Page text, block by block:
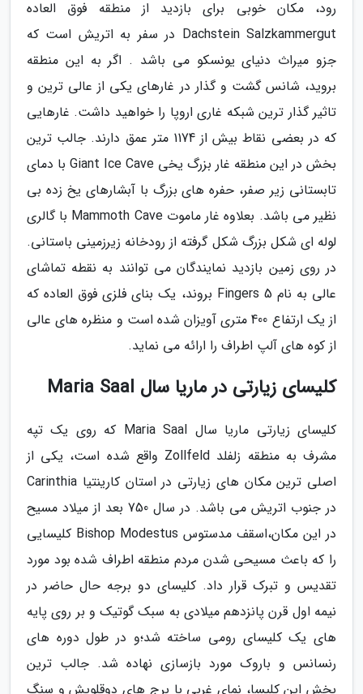
رود، مکان خوبی برای بازدید از منطقه فوق العاده
Dachstein Salzkammergut در سفر به اتریش است که
جزو میراث دنیای یونسکو می باشد . اگر به این منطقه
بروید، شانس گشت و گذار در غارهای یکی از عالی ترین و
تاثیر گذار ترین شبکه غاری اروپا را خواهید داشت. غارهایی
که در بعضی نقاط بیش از 1174 متر عمق دارند. جالب ترین
بخش در این منطقه غار بزرگ یخی Giant Ice Cave با دمای
تابستانی زیر صفر، حفره های بزرگ با آبشارهای یخ زده بی
نظیر می باشد. بعلاوه غار ماموت Mammoth Cave با گالری
لوله ای شکل بزرگ شکل گرفته از رودخانه زیرزمینی باستانی.
در روی زمین بازدید نمایندگان می توانند به نقطه تماشای
عالی به نام 5 Fingers بروند، یک بنای فلزی فوق العاده که
از یک ارتفاع 400 متری آویزان شده است و منظره های عالی
از کوه های آلپ اطراف را ارائه می نماید.
کلیسای زیارتی در ماریا سال Maria Saal
کلیسای زیارتی ماریا سال Maria Saal که روی یک تپه
مشرف به منطقه زلفلد Zollfeld واقع شده است، یکی از
اصلی ترین مکان های زیارتی در استان کارینتیا Carinthia
در جنوب اتریش می باشد. در سال 750 بعد از میلاد مسیح
در این مکان،اسقف مدستوس Bishop Modestus کلیسایی
را که باعث مسیحی شدن مردم منطقه اطراف شده بود مورد
تقدیس و تبرک قرار داد. کلیسای دو برجه حال حاضر در
نیمه اول قرن پانزدهم میلادی به سبک گوتیک و بر روی پایه
های یک کلیسای رومی ساخته شد؛و در طول دوره های
رنسانس و باروک مورد بازسازی نهاده شد. جالب ترین
بخش این کلیسا، نمای غربی با برج های دوقلویش و سنگ